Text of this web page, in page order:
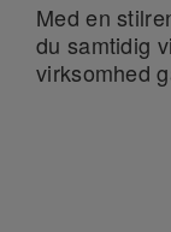
Med en
du samtidig
virksomhed